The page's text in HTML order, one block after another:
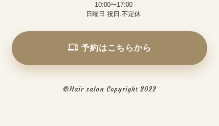
10:00〜17:00
日曜日.祝日.不定休
予約はこちらから
©Hair salon Copyright 2022